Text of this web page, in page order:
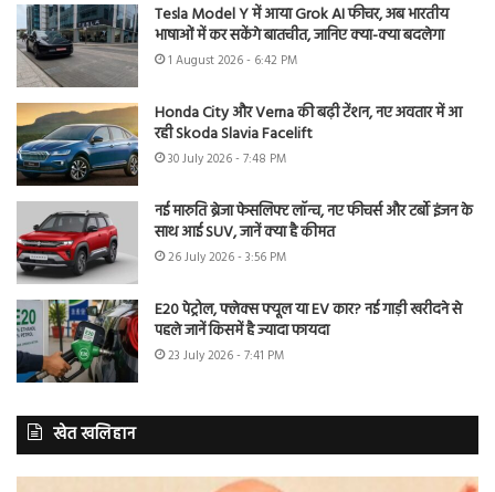
Tesla Model Y में आया Grok AI फीचर, अब भारतीय
भाषाओं में कर सकेंगे बातचीत, जानिए क्या-क्या बदलेगा
1 August 2026 - 6:42 PM
Honda City और Verna की बढ़ी टेंशन, नए अवतार में आ
रही Skoda Slavia Facelift
30 July 2026 - 7:48 PM
नई मारुति ब्रेजा फेसलिफ्ट लॉन्च, नए फीचर्स और टर्बो इंजन के
साथ आई SUV, जानें क्या है कीमत
26 July 2026 - 3:56 PM
E20 पेट्रोल, फ्लेक्स फ्यूल या EV कार? नई गाड़ी खरीदने से
पहले जानें किसमें है ज्यादा फायदा
23 July 2026 - 7:41 PM
खेत खलिहान